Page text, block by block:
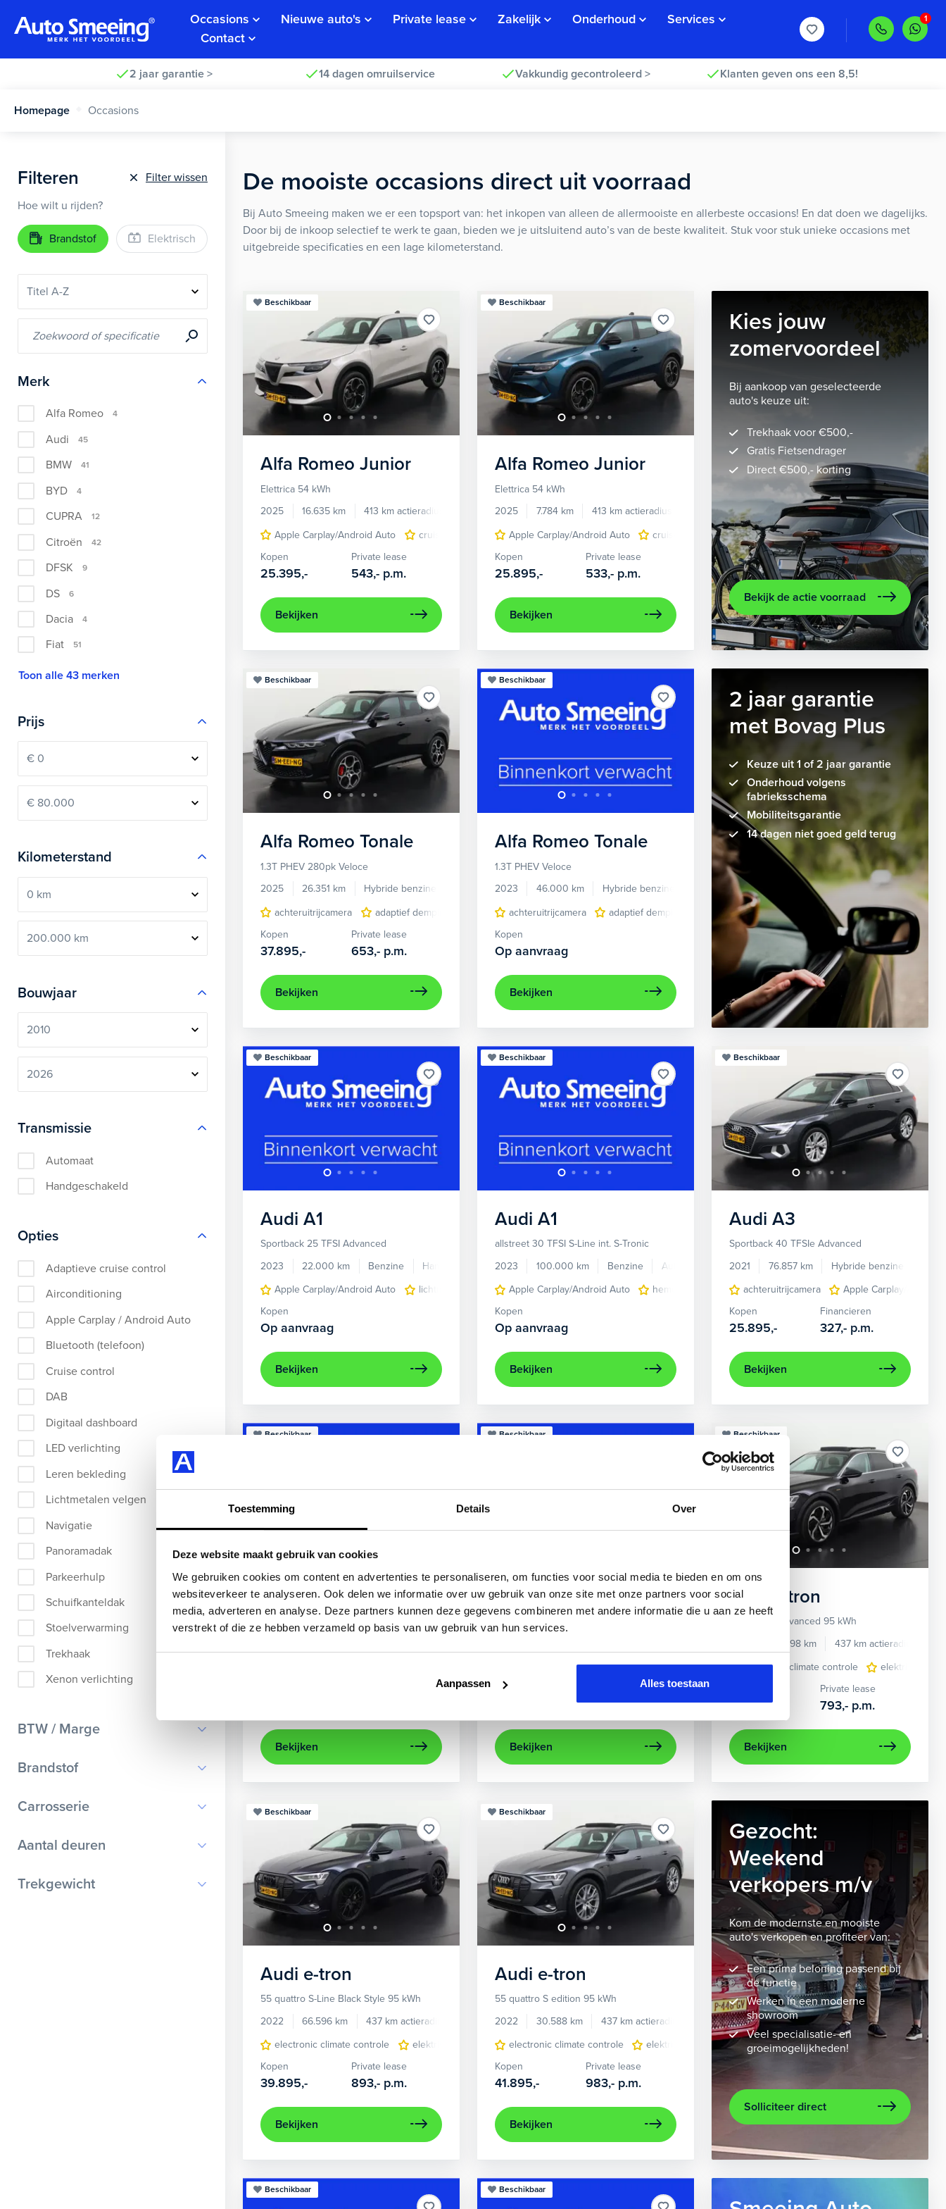
Toestemming Details Over
Deze website maakt gebruik van cookies
We gebruiken cookies om content en advertenties te personaliseren, om functies voor social media te bieden en om ons
websiteverkeer te analyseren. Ook delen we informatie over uw gebruik van onze site met onze partners voor social
media, adverteren en analyse. Deze partners kunnen deze gegevens combineren met andere informatie die u aan ze heeft
verstrekt of die ze hebben verzameld op basis van uw gebruik van hun services.
Aanpassen Alles toestaan
Occasions Nieuwe auto's Private lease Zakelijk Onderhoud
Services
Contact
2 jaar garantie > 14 dagen omruilservice Vakkundig gecontroleerd > Klanten geven ons een 8,5!
Homepage Occasions
Filteren
Filter wissen
Hoe wilt u rijden?
Brandstof Elektrisch
Merk
Alfa Romeo 4
Audi 45
BMW 41
BYD 4
CUPRA 12
Citroën 42
DFSK 9
DS 6
Dacia 4
Fiat 51
Toon alle 43 merken
Prijs
Kilometerstand
Bouwjaar
Transmissie
Automaat
Handgeschakeld
Opties
Adaptieve cruise control
Airconditioning
Apple Carplay / Android Auto
Bluetooth (telefoon)
Cruise control
DAB
Digitaal dashboard
LED verlichting
Leren bekleding
Lichtmetalen velgen
Navigatie
Panoramadak
Parkeerhulp
Schuifkanteldak
Stoelverwarming
Trekhaak
Xenon verlichting
BTW / Marge
BTW
Brandstof
Benzine
Elektrisch
Hybride benzine
Carrosserie
Bestelauto
Chassis cabine
Aantal deuren
Trekgewicht
De mooiste occasions direct uit voorraad
Bij Auto Smeeing maken we er een topsport van: het inkopen van alleen de allermooiste en allerbeste occasions! En dat doen we dagelijks.
Door bij de inkoop selectief te werk te gaan, bieden we je uitsluitend auto’s van de beste kwaliteit. Stuk voor stuk unieke occasions met
uitgebreide specificaties en een lage kilometerstand.
Beschikbaar
Alfa Romeo Junior
Elettrica 54 kWh
2025
16.635 km 413 km actieradius
Elektrisch
Apple Carplay/Android Auto
cruise control adaptief LED koplampen lichtmetalen velgen 5-spaaks 18"
volledig digitaal
Kopen
25.395,-
Private lease
543,- p.m.
Bekijken
Beschikbaar
Alfa Romeo Junior
Elettrica 54 kWh
2025
7.784 km 413 km actieradius
Elektrisch
Apple Carplay/Android Auto
cruise control adaptief LED koplampen
lichtmetalen
Kopen
25.895,-
Private lease
533,- p.m.
Bekijken
Kies jouw
zomervoordeel
Bij aankoop van geselecteerde
auto's keuze uit:
Trekhaak voor €500,-
Gratis Fietsendrager
Direct €500,- korting
Bekijk de actie voorraad
Beschikbaar
Alfa Romeo Tonale
1.3T PHEV 280pk Veloce
2025
26.351 km Hybride benzine
Automaat
achteruitrijcamera
adaptief demping systeem audio installatie premium cruise control adaptief dodehoek detectie
elektrisch
Kopen
37.895,-
Private lease
653,- p.m.
Bekijken
Beschikbaar
Alfa Romeo Tonale
1.3T PHEV Veloce
2023
46.000 km Hybride benzine
Automaat
achteruitrijcamera
adaptief demping systeem Apple Carplay/Android Auto
audio
Kopen
Op aanvraag
Bekijken
2 jaar garantie
met Bovag Plus
Keuze uit 1 of 2 jaar garantie
Onderhoud volgens
fabrieksschema
Mobiliteitsgarantie
14 dagen niet goed geld terug
Beschikbaar
Audi A1
Sportback 25 TFSI Advanced
2023
22.000 km Benzine
Handgeschakeld
Apple Carplay/Android Auto
lichtmetalen velgen 5-spaaks 17"
voorstoelen verwarmd
Kopen
Op aanvraag
Bekijken
Beschikbaar
Audi A1
allstreet 30 TFSI S-Line int. S-Tronic
2023
100.000 km Benzine
Automaat
Apple Carplay/Android Auto
hemelbekleding donker lichtmetalen velgen 7-spaaks 17"
Kopen
Op aanvraag
Bekijken
Beschikbaar
Audi A3
Sportback 40 TFSIe Advanced
2021
76.857 km Hybride benzine
achteruitrijcamera
Apple Carplay/Android
Kopen
25.895,-
Financieren
327,- p.m.
Bekijken
Beschikbaar
Audi A3
Sportback 40 TFSIe Plug-In
electronic climate controle elektrisch glazen panorama-dak lederen bekleding
Bekijken
Beschikbaar
Audi A3
Sportback 40 TFSIe Advanced
achteruitrijcamera
Apple Carplay/Android Auto electronic climate controle
lichtmetalen
Kopen
Bekijken
Beschikbaar
Audi e-tron
55 quattro Advanced 95 kWh
34.998 km 437 km actieradius
electronic climate controle
elektrisch
36.895,-
Private lease
793,- p.m.
Bekijken
Beschikbaar
Audi e-tron
55 quattro S-Line Black Style 95 kWh
2022
66.596 km 437 km actieradius
Elektrisch
electronic climate controle
elektrisch glazen panorama-dak lichtmetalen velgen 10-spaaks 21" luxe lederen bekleding metaalkleur
Kopen
39.895,-
Private lease
893,- p.m.
Bekijken
Beschikbaar
Audi e-tron
55 quattro S edition 95 kWh
2022
30.588 km 437 km actieradius
Elektrisch
electronic climate controle
elektrisch glazen panorama-dak lederen/stof bekleding
Kopen
41.895,-
Private lease
983,- p.m.
Bekijken
Gezocht:
Weekend
verkopers m/v
Kom de modernste en mooiste
auto's verkopen en profiteer van:
Een prima beloning passend bij
de functie
Werken in een moderne
showroom
Veel specialisatie- en
groeimogelijkheden!
Solliciteer direct
Beschikbaar Beschikbaar